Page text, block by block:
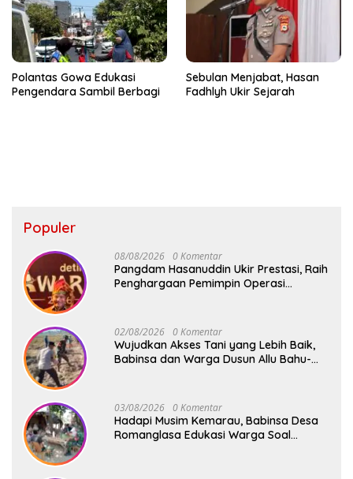
Polantas Gowa Edukasi
Pengendara Sambil Berbagi
Sebulan Menjabat, Hasan
Fadhlyh Ukir Sejarah
Populer
08/08/2026 0 Komentar
Pangdam Hasanuddin Ukir Prestasi, Raih
Penghargaan Pemimpin Operasi
02/08/2026 0 Komentar
Wujudkan Akses Tani yang Lebih Baik,
Babinsa dan Warga Dusun Allu Bahu-
03/08/2026 0 Komentar
Hadapi Musim Kemarau, Babinsa Desa
Romanglasa Edukasi Warga Soal